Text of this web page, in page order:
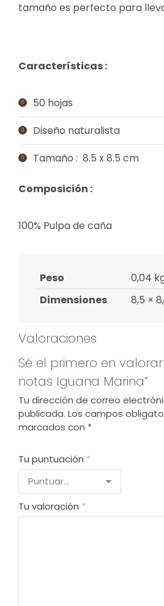
tamaño es perfecto para
Características :
50 hojas
Diseño naturalista
Tamaño : 8.5 x 8.5 cm
Composición :
100% Pulpa de caña
Peso
0,04
Dimensiones
8,5 ×
Valoraciones
Sé el primero en valorar
notas Iguana Marina”
Tu dirección de correo
publicada. Los campos
marcados con *
Tu puntuación *
Tu valoración *